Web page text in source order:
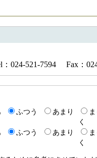
024-521-7594 Fax：
ふつう あまり
く
ふつう あまり
く